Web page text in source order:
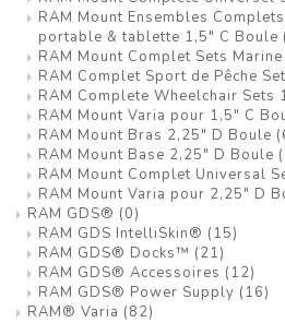
RAM Mount Ensembles
portable & tablette 1,5" C Boule
RAM Mount Complet Sets
RAM Complet Sport de Pêche
RAM Complete Wheelchair Sets
RAM Mount Varia pour 1,5" C
RAM Mount Bras 2,25" D Boule
RAM Mount Base 2,25" D Boule
RAM Mount Complet Universal
RAM Mount Varia pour 2,25" D
RAM GDS® (0)
RAM GDS IntelliSkin® (15)
RAM GDS® Docks™ (21)
RAM GDS® Accessoires (12)
RAM GDS® Power Supply (16)
RAM® Varia (82)